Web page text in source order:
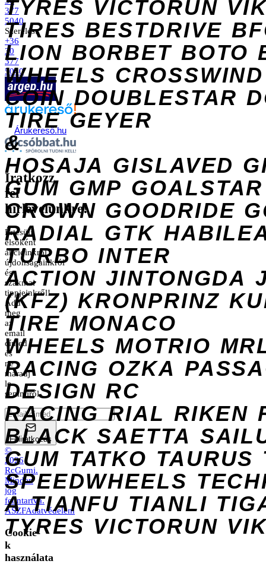
TYRES VICTORUN
TIRES BESTDRIVE
LION BORBET BOTO
WHEELS CROSSWIND
COIN DOUBLESTAR
TIRE GEYER
&
HOSAJA GISLAVED
GUM GMP GOALSTAR
CROWN GOODRIDE
RADIAL GTK
TURBO INTER
ACTION JINTONGDA
(KFZ) KRONPRINZ
TIRE MONACO
WHEELS MOTRIO
RACING OZKA
DESIGN RC
RACING RIAL RIKEN
BLACK SAETTA
GUM TATKO TAURUS
SPEEDWHEELS
A TIANFU TIANLI
TYRES VICTORUN
377
5040
Szerelés:
+36
30
377
5040
Árukereső.hu
Iratkozz
fel
hírlevelünkre!
Értesülj
elsőként
akcióinkról,
újdonságainkról
és
szakmai
tippjeinkről!
Add
meg
az
email
címed
és
ne
maradj
le
semmiről.
Feliratkozás
©
2026
RcGumi.
Minden
jog
fenntartva.
ÁSZFAdatvédelem
Cookie-
k
használata